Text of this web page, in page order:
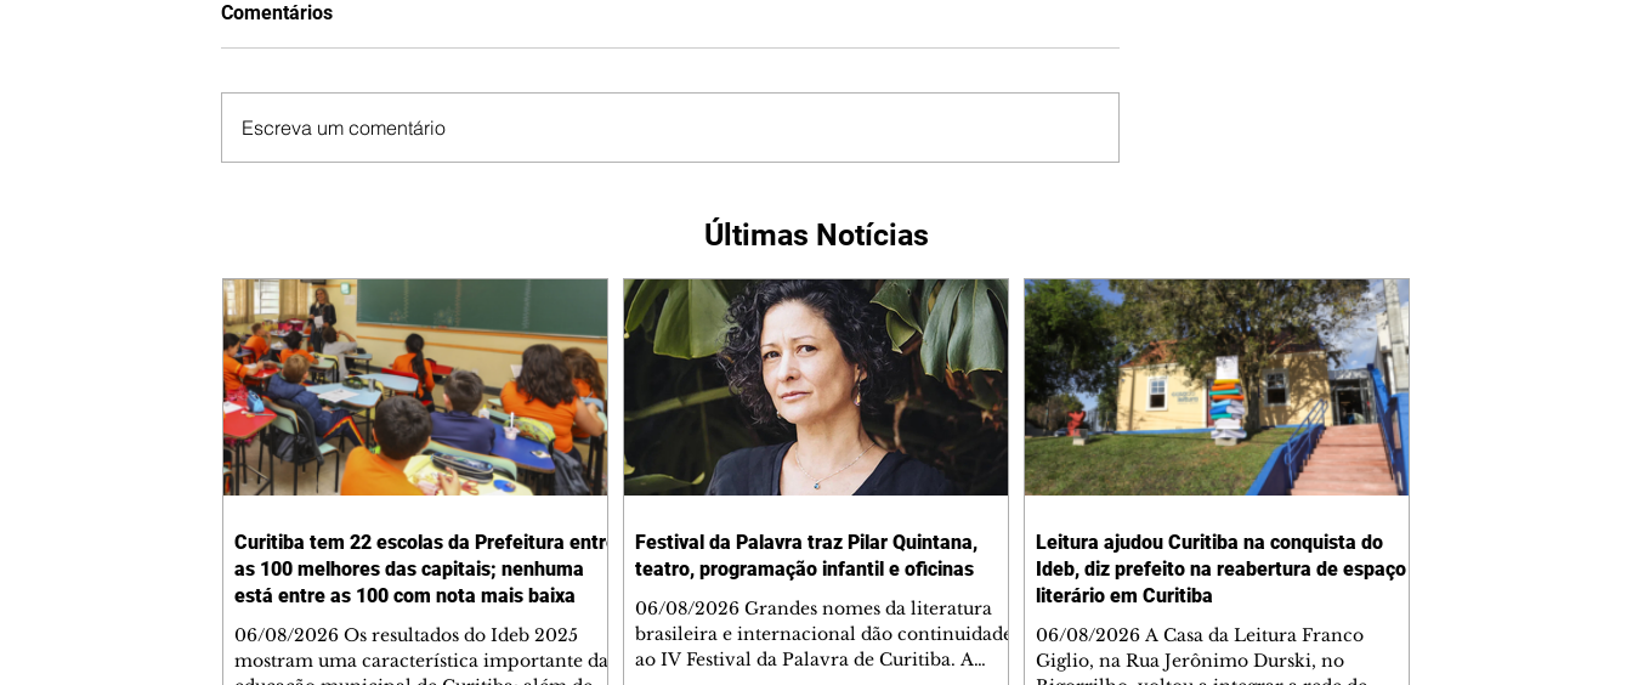
Comentários
Escreva um comentário
Últimas Notícias
Curitiba tem 22 escolas da Prefeitura entre
as 100 melhores das capitais; nenhuma
está entre as 100 com nota mais baixa
06/08/2026 Os resultados do Ideb 2025
mostram uma característica importante da
Festival da Palavra traz Pilar Quintana,
teatro, programação infantil e oficinas
06/08/2026 Grandes nomes da literatura
brasileira e internacional dão continuidade
ao IV Festival da Palavra de Curitiba. A
Leitura ajudou Curitiba na conquista do
Ideb, diz prefeito na reabertura de espaço
literário em Curitiba
06/08/2026 A Casa da Leitura Franco
Giglio, na Rua Jerônimo Durski, no